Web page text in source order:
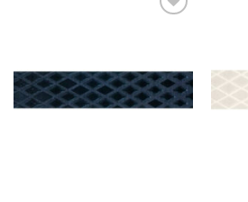
ДО
СПИСКУ
БАЖАНЬ